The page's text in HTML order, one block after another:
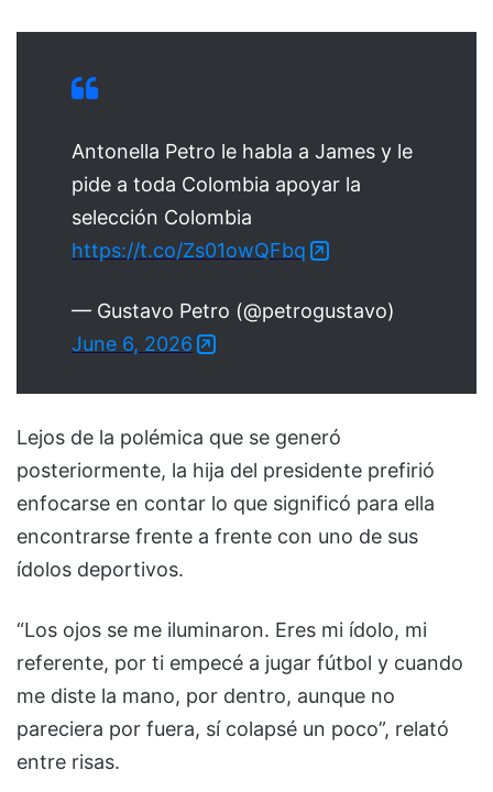
Antonella Petro le habla a James y le
pide a toda Colombia apoyar la
selección Colombia
https://t.co/Zs01owQFbq
— Gustavo Petro (@petrogustavo)
June 6, 2026
Lejos de la polémica que se generó
posteriormente, la hija del presidente prefirió
enfocarse en contar lo que significó para ella
encontrarse frente a frente con uno de sus
ídolos deportivos.
“Los ojos se me iluminaron. Eres mi ídolo, mi
referente, por ti empecé a jugar fútbol y cuando
me diste la mano, por dentro, aunque no
pareciera por fuera, sí colapsé un poco”, relató
entre risas.